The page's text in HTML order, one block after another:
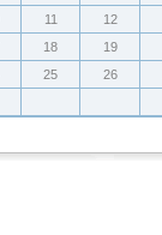
11 12
18 19
25 26